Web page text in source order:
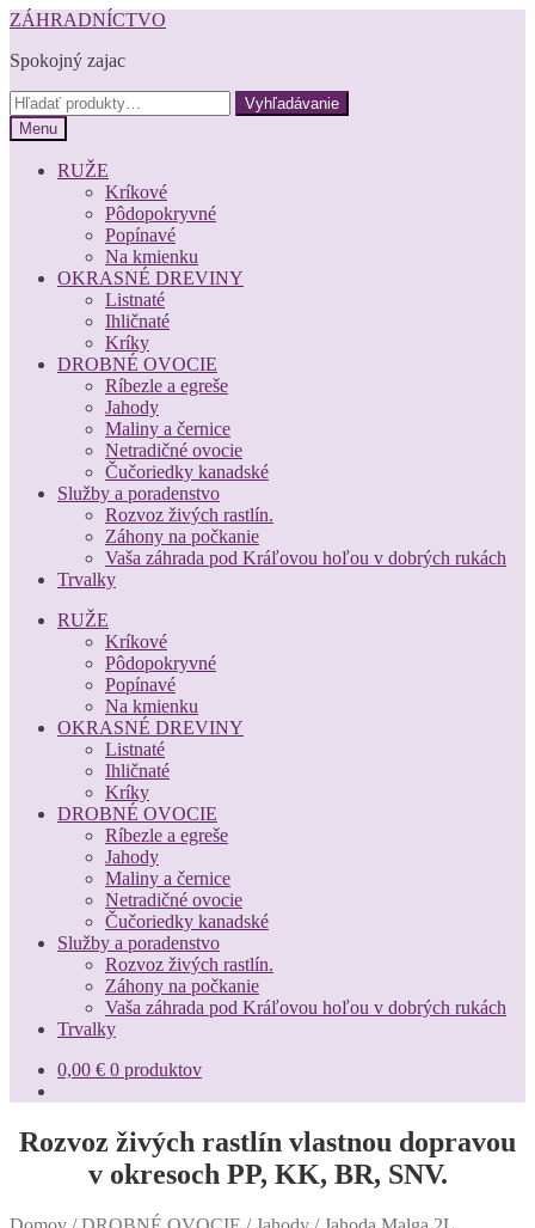
Preskočiť
navigáciu
Preskočiť
obsah
ZÁHRADNÍCTVO
Spokojný zajac
Hľadať:
Vyhľadávanie
Menu
RUŽE
Kríkové
Pôdopokryvné
Popínavé
Na kmienku
OKRASNÉ DREVINY
Listnaté
Ihličnaté
Kríky
DROBNÉ OVOCIE
Ríbezle a egreše
Jahody
Maliny a černice
Netradičné ovocie
Čučoriedky kanadské
Služby a poradenstvo
Rozvoz živých rastlín.
Záhony na počkanie
Vaša záhrada pod Kráľovou hoľou v dobrých rukách
Trvalky
RUŽE
Kríkové
Pôdopokryvné
Popínavé
Na kmienku
OKRASNÉ DREVINY
Listnaté
Ihličnaté
Kríky
DROBNÉ OVOCIE
Ríbezle a egreše
Jahody
Maliny a černice
Netradičné ovocie
Čučoriedky kanadské
Služby a poradenstvo
Rozvoz živých rastlín.
Záhony na počkanie
Vaša záhrada pod Kráľovou hoľou v dobrých rukách
Trvalky
0,00 € 0 produktov
Rozvoz živých rastlín vlastnou dopravou
v okresoch PP, KK, BR, SNV.